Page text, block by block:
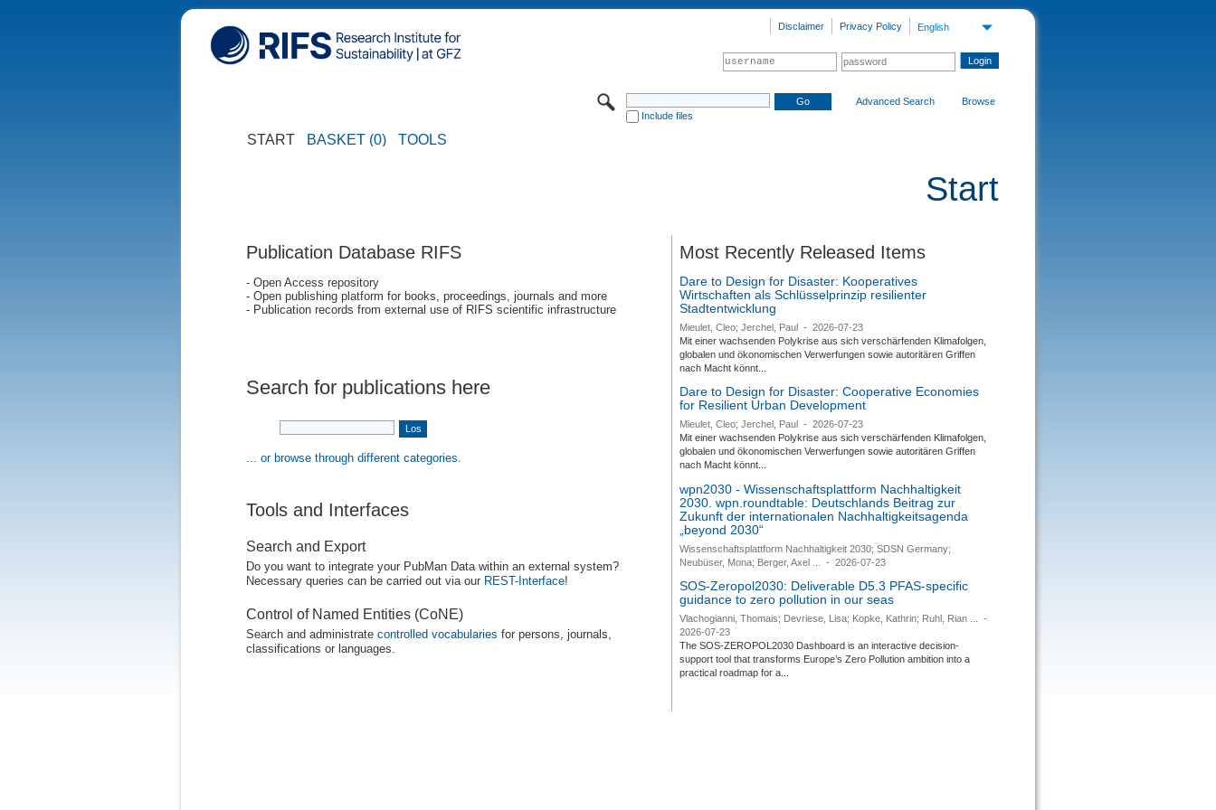
English
Privacy Policy
Disclaimer
Include files
Advanced Search Browse
START BASKET (0) TOOLS
Start
Publication Database RIFS
- Open Access repository
- Open publishing platform for books, proceedings, journals and more
- Publication records from external use of RIFS scientific infrastructure
Search for publications here
... or browse through different categories.
Tools and Interfaces
Search and Export
Do you want to integrate your PubMan Data within an external system?
Necessary queries can be carried out via our REST-Interface!
Control of Named Entities (CoNE)
Search and administrate controlled vocabularies for persons, journals,
classifications or languages.
Most Recently Released Items
Dare to Design for Disaster: Kooperatives
Wirtschaften als Schlüsselprinzip resilienter
Stadtentwicklung
Mieulet, Cleo; Jerchel, Paul -
2026-07-23
Mit einer wachsenden Polykrise aus sich verschärfenden Klimafolgen,
globalen und ökonomischen Verwerfungen sowie autoritären Griffen
nach Macht könnt...
Dare to Design for Disaster: Cooperative Economies
for Resilient Urban Development
Mieulet, Cleo; Jerchel, Paul -
2026-07-23
Mit einer wachsenden Polykrise aus sich verschärfenden Klimafolgen,
globalen und ökonomischen Verwerfungen sowie autoritären Griffen
nach Macht könnt...
wpn2030 - Wissenschaftsplattform Nachhaltigkeit
2030. wpn.roundtable: Deutschlands Beitrag zur
Zukunft der internationalen Nachhaltigkeitsagenda
„beyond 2030“
Wissenschaftsplattform Nachhaltigkeit 2030; SDSN Germany;
Neubüser, Mona; Berger, Axel ...
- 2026-07-23
SOS-Zeropol2030: Deliverable D5.3 PFAS-specific
guidance to zero pollution in our seas
Vlachogianni, Thomais; Devriese, Lisa; Kopke, Kathrin; Ruhl, Rian ...
-
2026-07-23
The SOS-ZEROPOL2030 Dashboard is an interactive decision-
support tool that transforms Europe’s Zero Pollution ambition into a
practical roadmap for a...